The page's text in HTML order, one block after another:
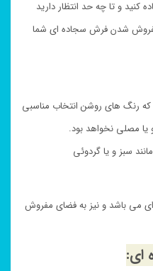
کنید و تا چه حد انتظار دارید
شدن فرش سجاده ای شما
رنگ های روشن انتخاب مناسبی
یا مصلی نخواهد بود.
سبز و یا گردوئی
می باشد و نیز به فضای مفروش
ای: